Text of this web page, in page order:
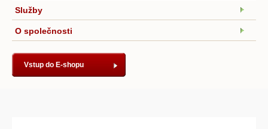
Služby
O společnosti
Vstup do E-shopu